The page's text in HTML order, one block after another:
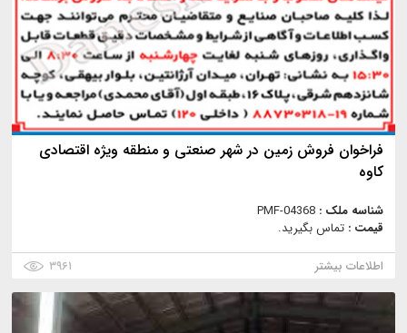
فراخوان فروش زمین در شهر صنعتی و منطقه ویژه اقتصادی
کاوه
شناسه ملک : PMF-04368
قیمت : تماس بگیرید.
اطلاعات بیشتر
۳۹۶۱